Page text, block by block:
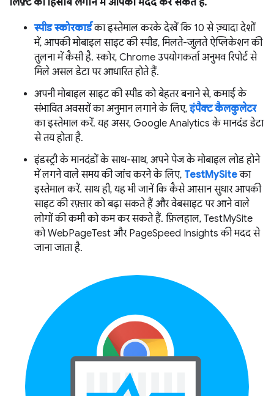
स्पीड स्कोरकार्डका इस्तेमाल करके देखें कि 10 से ज़्यादा देशों
में, आपकी मोबाइल साइट की स्पीड, मिलते-जुलते ऐप्लिकेशन की
तुलना में कैसी है. स्कोर, Chrome उपयोगकर्ता अनुभव रिपोर्ट से
मिले असल डेटा पर आधारित होते हैं.
अपनी मोबाइल साइट की स्पीड को बेहतर बनाने से, कमाई के
संभावित अवसरों का अनुमान लगाने के लिए,इंपैक्ट कैलकुलेटर
का इस्तेमाल करें. यह असर, Google Analytics के मानदंड डेटा
से तय होता है.
इंडस्ट्री के मानदंडों के साथ-साथ, अपने पेज के मोबाइल लोड होने
में लगने वाले समय की जांच करने के लिए, TestMySiteका
इस्तेमाल करें. साथ ही, यह भी जानें कि कैसे आसान सुधार आपकी
साइट की रफ़्तार को बढ़ा सकते हैं और वेबसाइट पर आने वाले
लोगों की कमी को कम कर सकते हैं. फ़िलहाल, TestMySite
को WebPageTest और PageSpeed Insights की मदद से
जाना जाता है.